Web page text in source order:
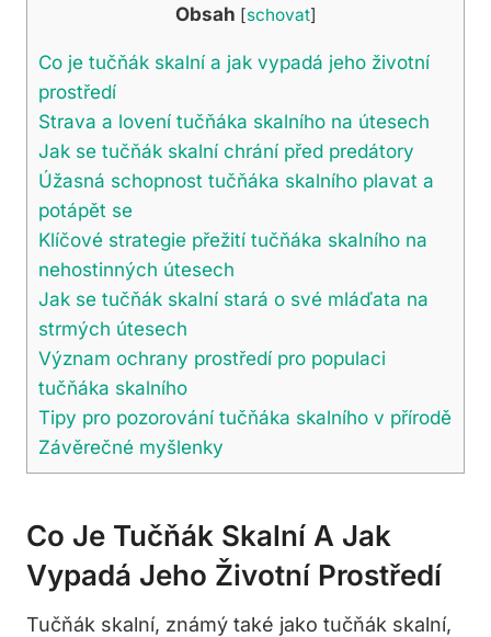
Obsah [schovat]
Co je tučňák skalní a jak vypadá jeho životní
prostředí
Strava a lovení tučňáka skalního na útesech
Jak se tučňák skalní chrání před predátory
Úžasná schopnost tučňáka skalního plavat a
potápět se
Klíčové strategie přežití tučňáka skalního na
nehostinných útesech
Jak se tučňák skalní stará o své mláďata na
strmých útesech
Význam ochrany prostředí pro populaci
tučňáka skalního
Tipy pro pozorování tučňáka skalního v přírodě
Závěrečné myšlenky
Co Je Tučňák Skalní A Jak
Vypadá Jeho Životní Prostředí
Tučňák skalní, známý také jako tučňák skalní,